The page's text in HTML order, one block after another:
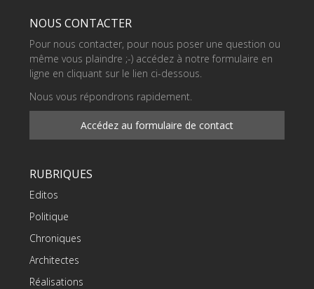
NOUS CONTACTER
Pour nous contacter, pour nous poser une question ou
même vous plaindre ;-) accédez à notre formulaire en
ligne en cliquant sur le lien ci-dessous.
Nous vous répondrons rapidement.
Accédez au formulaire de contact
RUBRIQUES
Editos
Politique
Chroniques
Architectes
Réalisations